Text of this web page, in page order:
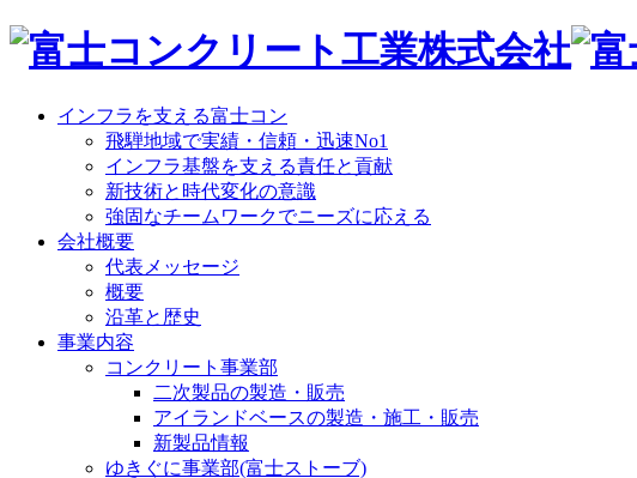
インフラを支える富士コン
飛騨地域で実績・信頼・迅速No1
インフラ基盤を支える責任と貢献
新技術と時代変化の意識
強固なチームワークでニーズに応える
会社概要
代表メッセージ
概要
沿革と歴史
事業内容
コンクリート事業部
二次製品の製造・販売
アイランドベースの製造・施工・販売
新製品情報
ゆきぐに事業部(富士ストーブ)